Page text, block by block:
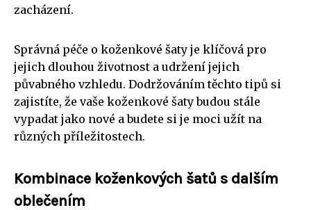
zacházení.
Správná péče o koženkové šaty je klíčová pro
jejich dlouhou životnost a udržení jejich
půvabného vzhledu. Dodržováním těchto tipů si
zajistíte, že vaše koženkové šaty budou stále
vypadat jako nové a budete si je moci užít na
různých příležitostech.
Kombinace koženkových šatů s dalším
oblečením